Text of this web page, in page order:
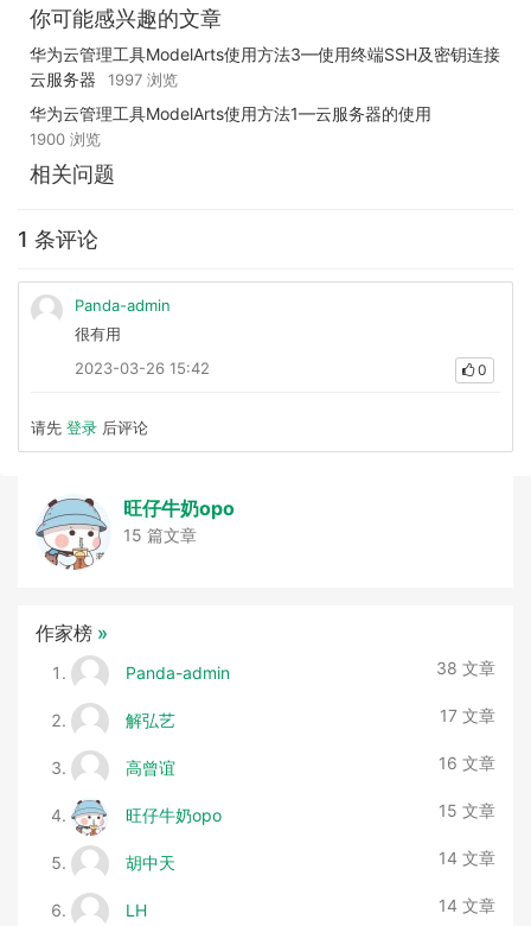
你可能感兴趣的文章
华为云管理工具ModelArts使用方法3—使用终端SSH及密钥连接
云服务器
1997 浏览
华为云管理工具ModelArts使用方法1—云服务器的使用
1900 浏览
相关问题
1 条评论
Panda-admin
很有用
2023-03-26 15:42
0
请先 登录 后评论
旺仔牛奶opo
15 篇文章
作家榜 »
Panda-admin 38 文章
解弘艺 17 文章
高曾谊 16 文章
旺仔牛奶opo 15 文章
胡中天 14 文章
LH 14 文章